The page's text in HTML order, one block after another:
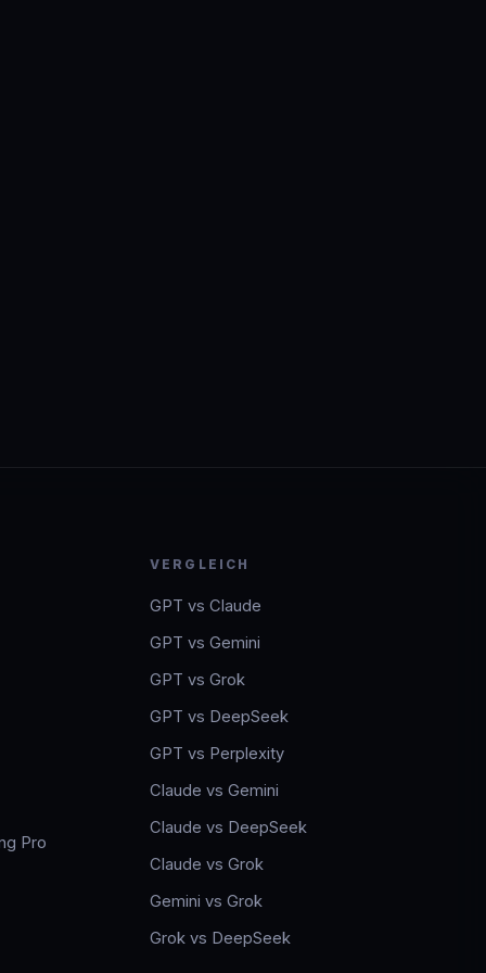
Pro
VERGLEICH
GPT vs Claude
GPT vs Gemini
GPT vs Grok
GPT vs DeepSeek
GPT vs Perplexity
Claude vs Gemini
Claude vs DeepSeek
Claude vs Grok
Gemini vs Grok
Grok vs DeepSeek